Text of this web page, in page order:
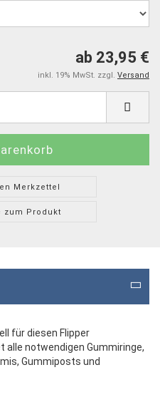
ab 23,95 €
inkl. 19% MwSt. zzgl. Versand
Merkzettel
zum Produkt
für diesen Flipper
notwendigen Gummiringe,
Gummiposts und